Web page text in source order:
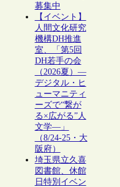
募集中
【イベント】
人間文化研究
機構DH推進
室、「第5回
DH若手の会
（2026夏）―
デジタル・ヒ
ューマニティ
ーズで“繋が
る×広がる”人
文学―」
（8/24-25・大
阪府）
埼玉県立久喜
図書館、休館
日特別イベン